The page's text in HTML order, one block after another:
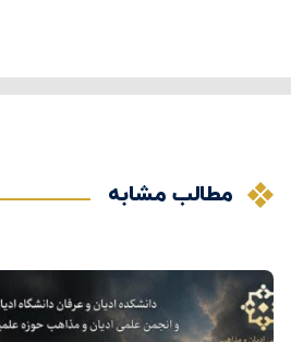
مطالب مشابه